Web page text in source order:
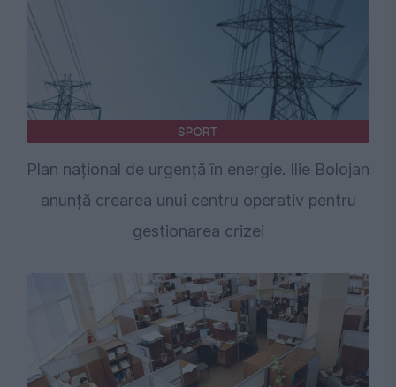
SPORT
Plan național de urgență în energie. Ilie Bolojan
anunță crearea unui centru operativ pentru
gestionarea crizei